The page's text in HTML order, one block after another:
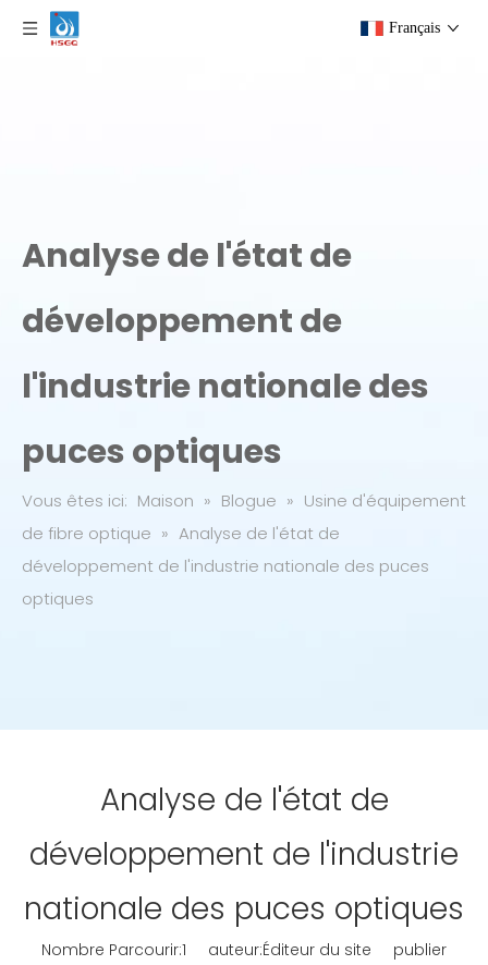
Français
Analyse de l'état de
développement de
l'industrie nationale des
puces optiques
Vous êtes ici: Maison » Blogue » Usine d'équipement
de fibre optique » Analyse de l'état de
développement de l'industrie nationale des puces
optiques
Analyse de l'état de
développement de l'industrie
nationale des puces optiques
Nombre Parcourir:1 auteur:Éditeur du site publier